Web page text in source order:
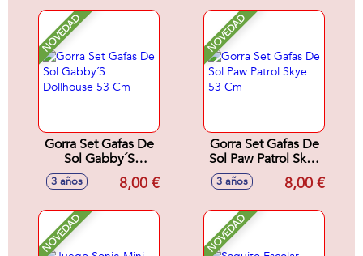
NOVEDAD
Gorra Set Gafas De
Sol Gabby´S
Dollhouse 53 Cm
3 años 8,00 €
NOVEDAD
Gorra Set Gafas De
Sol Paw Patrol Skye
53 Cm
3 años 8,00 €
NOVEDAD NOVEDAD